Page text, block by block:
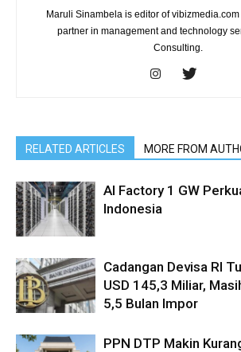
Maruli Sinambela is editor of
partner in management and technology
Consulting.
RELATED ARTICLES MORE FROM
AI Factory 1 GW
Indonesia
Cadangan Devisa RI
USD 145,3 Miliar,
5,5 Bulan Impor
PPN DTP Makin